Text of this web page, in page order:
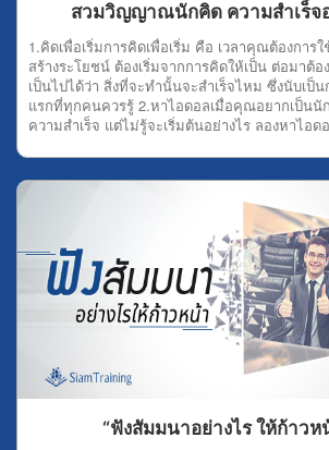
สวมวิญญาณนักคิด ความสำเร็จ
1.คิดเพื่อเริ่มการคิดเพื่อเริ่ม คือ เวลาคุณต้องการ
สร้างระโยชน์ ต้องเริ่มจากการคิดให้เป็น ต่อมาต้อ
เป็นไปได้ว่า สิ่งที่จะทำนั้นจะสำเร็จไหม ซึ่งนับเป็
แรกที่ทุกคนควรรู้ 2.หาไอดอลเมื่อคุณอยากเป็นนั
ความสำเร็จ แต่ไม่รู้จะเริ่มต้นอย่างไร ลองหาไอ
ก็จะถูกสวมวิญาณนักคิดเอง 3.ไม่ลอกผลงานใค
ผลงานใคร เพราะนักคิดต้องรู้จักสร้างสรรค์งานด้ว
ประสบความสำเร็จอย่างน่าภาคภูมิใจ ที่สำคัญส่ง
คุณจากใจจริงอีกด้วย 4.หาจินตนาการจินตนากา
สู่ความสำเร็จ ดังนั้น วิธีสร้างจินตนาการง่ายๆ เล
ว่า คุณอยากทำอะไร ต้องการประสบความสำเร็จด้
มีความถนัดเรื่องอะไร โดยต้องนำทั้งหมดมารวม
จินตนาการนั้นออกมา แล้วคุณก็จะเห็นลู่ทางในก
เอง 5.ออกค้นหาการออกค้นหาสามารถให้อะไร
เดียว ทั้งความรู้ แนวคิดใหม่ๆ จินตนาการ ความ
มากมาย ดังนั้น การออกค้นหาสิ่งที่ตัวเองต้องการ
ได้เยอะเช่นกัน 6.ลงมือทำการลงมือทำทั้งๆ ที่ตัวเอ
ไม่ใช่เรื่องแปลก หรือเรื่องน่าอาย เพราะการลงมื
คุณค้นพบความคิดใหม่ๆ แนวทางใหม่ ที่สำคัญอา
ประสบการณ์สร้างความสำเร็จได้โดยเร็วอีกด้วย 7.
“ฟังสัมมนาอย่างไร ให้ก้าวห